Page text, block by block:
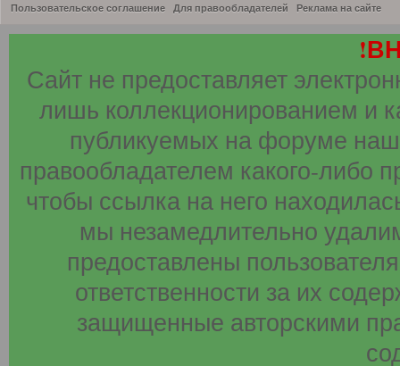
Пользовательское соглашение Для правообладателей Реклама на сайте
Сайт не предоставляет
лишь коллекционированием и
публикуемых на форуме
правообладателем какого-либо
чтобы ссылка на него
мы незамедлительно
предоставлены
ответственности за их
защищенные авторскими